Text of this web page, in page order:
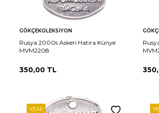
Sepete
Ekle
GÖKÇEKOLEKSIYON
Rusya 2000s Askeri Hatıra Künye
MVM2208
350,00 TL
YENI